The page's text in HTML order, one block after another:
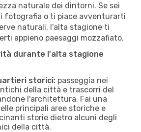
naturale dei dintorni. Se sei
fotografia o ti piace avventurarti
naturali, l'alta stagione ti
appieno paesaggi mozzafiato.
durante l'alta stagione
storici: passeggia nei
della città e trascorri del
l'architettura. Fai una
principali aree storiche e
storie dietro alcuni degli
della città.